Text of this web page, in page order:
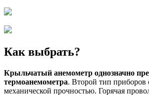
Как выбрать?
Крыльчатый анемометр однозначно
термоанемометра. Второй тип приборов
механической прочностью. Горячая